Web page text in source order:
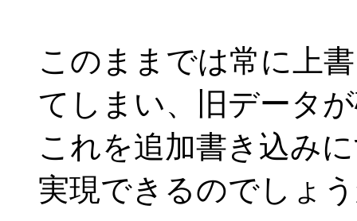
このままでは常に上
てしまい、旧データ
これを追加書き込み
実現できるのでしょ